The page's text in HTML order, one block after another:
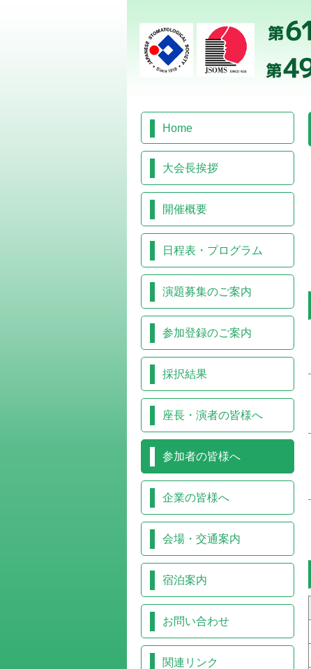
Home
大会長挨拶
開催概要
日程表・プログラム
演題募集のご案内
参加登録のご案内
採択結果
座長・演者の皆様へ
参加者の皆様へ
企業の皆様へ
会場・交通案内
宿泊案内
お問い合わせ
関連リンク